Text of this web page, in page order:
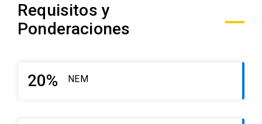
Requisitos y
Ponderaciones
20% NEM